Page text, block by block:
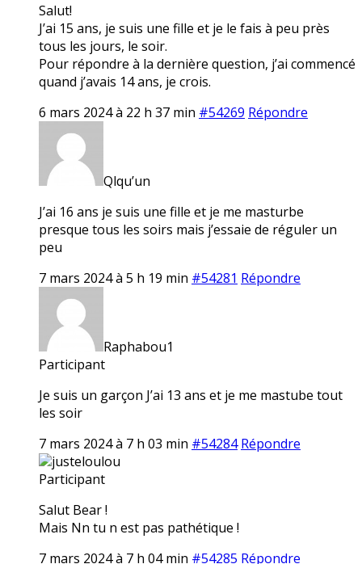
Salut!
J’ai 15 ans, je suis une fille et je le fais à peu près
tous les jours, le soir.
Pour répondre à la dernière question, j’ai commencé
quand j’avais 14 ans, je crois.
6 mars 2024 à 22 h 37 min #54269 Répondre
Qlqu’un
J’ai 16 ans je suis une fille et je me masturbe
presque tous les soirs mais j’essaie de réguler un
peu
7 mars 2024 à 5 h 19 min #54281 Répondre
Raphabou1
Participant
Je suis un garçon J’ai 13 ans et je me mastube tout
les soir
7 mars 2024 à 7 h 03 min #54284 Répondre
justeloulou
Participant
Salut Bear !
Mais Nn tu n est pas pathétique !
7 mars 2024 à 7 h 04 min #54285 Répondre